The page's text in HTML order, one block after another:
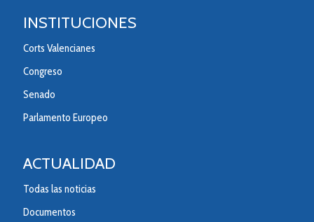
INSTITUCIONES
Corts Valencianes
Congreso
Senado
Parlamento Europeo
ACTUALIDAD
Todas las noticias
Documentos